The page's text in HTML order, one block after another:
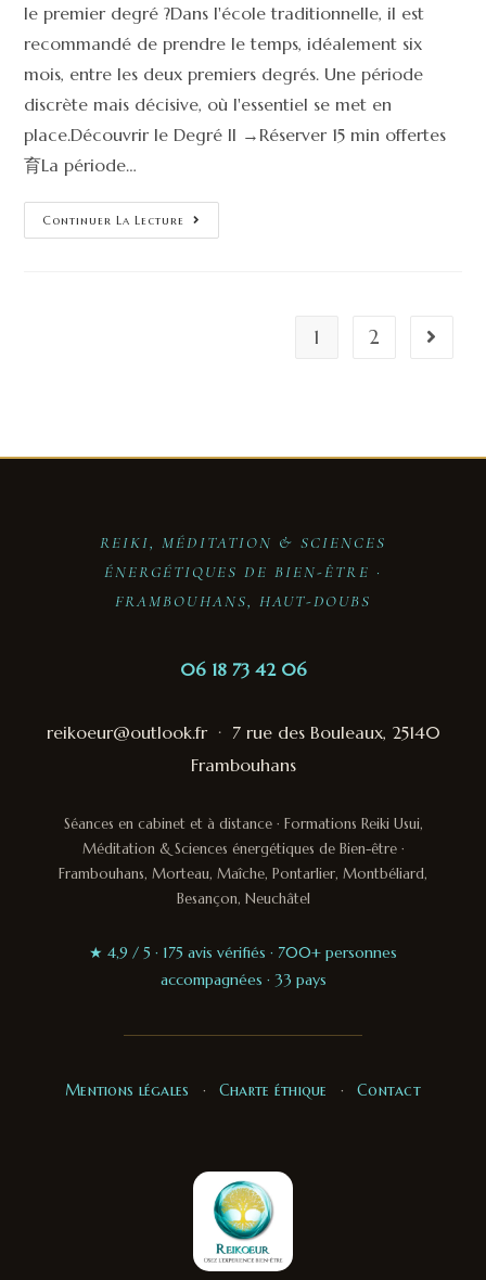
le premier degré ?Dans l'école traditionnelle, il est
recommandé de prendre le temps, idéalement six
mois, entre les deux premiers degrés. Une période
discrète mais décisive, où l'essentiel se met en
place.Découvrir le Degré II →Réserver 15 min offertes
育La période…
Continuer La Lecture
1 2
REIKI, MÉDITATION & SCIENCES
ÉNERGÉTIQUES DE BIEN-ÊTRE ·
FRAMBOUHANS, HAUT-DOUBS
06 18 73 42 06
reikoeur@outlook.fr · 7 rue des Bouleaux, 25140
Frambouhans
Séances en cabinet et à distance · Formations Reiki Usui,
Méditation & Sciences énergétiques de Bien-être ·
Frambouhans, Morteau, Maîche, Pontarlier, Montbéliard,
Besançon, Neuchâtel
★ 4,9 / 5 · 175 avis vérifiés · 700+ personnes
accompagnées · 33 pays
Mentions légales · Charte éthique · Contact